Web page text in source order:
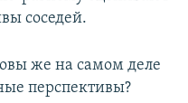
соседей.
же на самом деле
перспективы?